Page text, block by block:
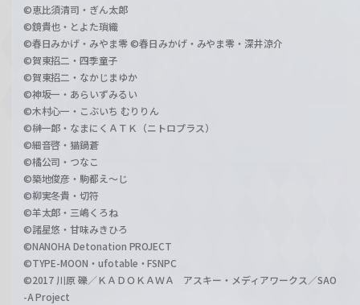
©恵比須清司・ぎん太郎
©鏡貴也・とよた瑣織
©春日みかげ・みやま零 ©春日みかげ・みやま零・深井涼介
©賀東招二・四季童子
©賀東招二・なかじまゆか
©神坂一・あらいずみるい
©木村心一・こぶいち むりりん
©榊一郎・なまにくＡＴＫ（ニトロプラス）
©細音啓・猫鍋蒼
©橘公司・つなこ
©築地俊彦・駒都え～じ
©柳実冬貴・切符
©羊太郎・三嶋くろね
©諸星悠・甘味みきひろ
©NANOHA Detonation PROJECT
©TYPE-MOON・ufotable・FSNPC
©2017 川原 礫／ＫＡＤＯＫＡＷＡ アスキー・メディアワークス／SAO
-A Project